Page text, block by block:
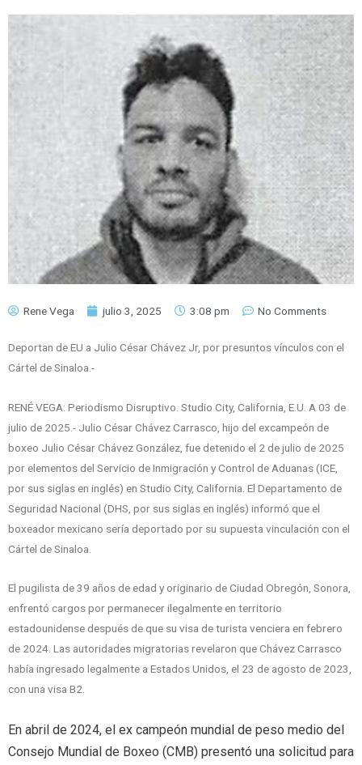
Rene Vega julio 3, 2025 3:08 pm No Comments
Deportan de EU a Julio César Chávez Jr, por presuntos vínculos con el
Cártel de Sinaloa.-
RENÉ VEGA: Periodismo Disruptivo. Studio City, California, E.U. A 03 de
julio de 2025.- Julio César Chávez Carrasco, hijo del excampeón de
boxeo Julio César Chávez González, fue detenido el 2 de julio de 2025
por elementos del Servicio de Inmigración y Control de Aduanas (ICE,
por sus siglas en inglés) en Studio City, California. El Departamento de
Seguridad Nacional (DHS, por sus siglas en inglés) informó que el
boxeador mexicano sería deportado por su supuesta vinculación con el
Cártel de Sinaloa.
El pugilista de 39 años de edad y originario de Ciudad Obregón, Sonora,
enfrentó cargos por permanecer ilegalmente en territorio
estadounidense después de que su visa de turista venciera en febrero
de 2024. Las autoridades migratorias revelaron que Chávez Carrasco
había ingresado legalmente a Estados Unidos, el 23 de agosto de 2023,
con una visa B2.
En abril de 2024, el ex campeón mundial de peso medio del
Consejo Mundial de Boxeo (CMB) presentó una solicitud para